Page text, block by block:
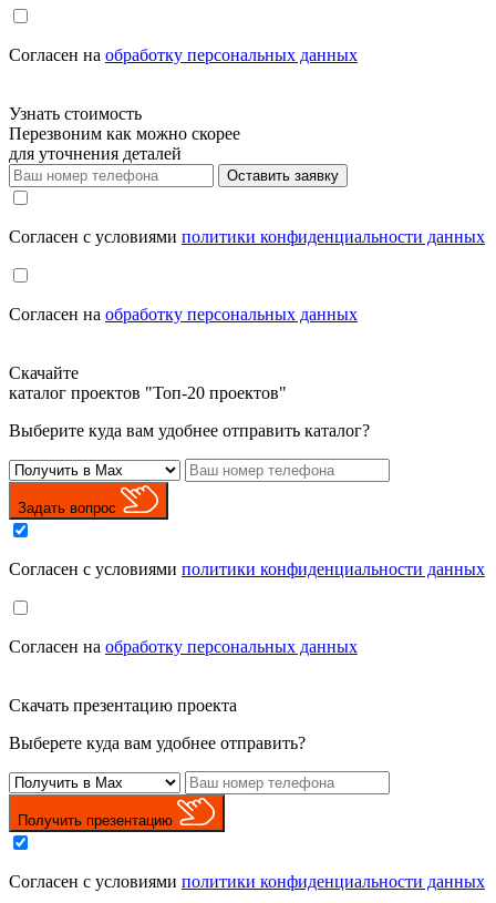
Cогласен на обработку персональных данных
Узнать стоимость
Перезвоним как можно скорее
для уточнения деталей
Оставить заявку
Cогласен с условиями политики конфиденциальности данных
Cогласен на обработку персональных данных
Скачайте
каталог проектов "Топ-20 проектов"
Выберите куда вам удобнее отправить каталог?
Задать вопрос
Cогласен с условиями политики конфиденциальности данных
Cогласен на обработку персональных данных
Скачать презентацию проекта
Выберете куда вам удобнее отправить?
Получить презентацию
Cогласен с условиями политики конфиденциальности данных